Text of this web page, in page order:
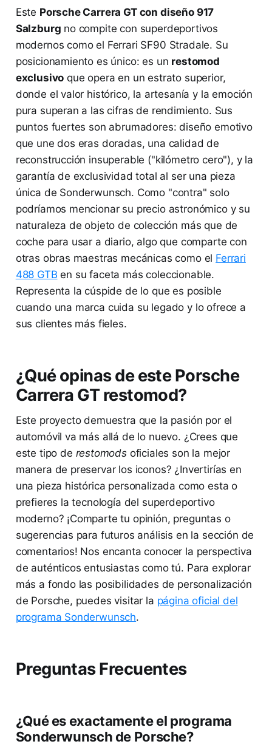
Este Porsche Carrera GT con diseño 917
Salzburg no compite con superdeportivos
modernos como el Ferrari SF90 Stradale. Su
posicionamiento es único: es un restomod
exclusivo que opera en un estrato superior,
donde el valor histórico, la artesanía y la emoción
pura superan a las cifras de rendimiento. Sus
puntos fuertes son abrumadores: diseño emotivo
que une dos eras doradas, una calidad de
reconstrucción insuperable ("kilómetro cero"), y la
garantía de exclusividad total al ser una pieza
única de Sonderwunsch. Como "contra" solo
podríamos mencionar su precio astronómico y su
naturaleza de objeto de colección más que de
coche para usar a diario, algo que comparte con
otras obras maestras mecánicas como el Ferrari
488 GTB en su faceta más coleccionable.
Representa la cúspide de lo que es posible
cuando una marca cuida su legado y lo ofrece a
sus clientes más fieles.
¿Qué opinas de este Porsche
Carrera GT restomod?
Este proyecto demuestra que la pasión por el
automóvil va más allá de lo nuevo. ¿Crees que
este tipo de restomodsoficiales son la mejor
manera de preservar los iconos? ¿Invertirías en
una pieza histórica personalizada como esta o
prefieres la tecnología del superdeportivo
moderno? ¡Comparte tu opinión, preguntas o
sugerencias para futuros análisis en la sección de
comentarios! Nos encanta conocer la perspectiva
de auténticos entusiastas como tú. Para explorar
más a fondo las posibilidades de personalización
de Porsche, puedes visitar la página oficial del
programa Sonderwunsch.
Preguntas Frecuentes
¿Qué es exactamente el programa
Sonderwunsch de Porsche?